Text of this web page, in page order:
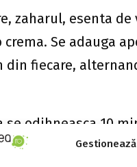
zaharul, esenta
Se adauga
fiecare,
odihneasca 10
Maker. Se pune